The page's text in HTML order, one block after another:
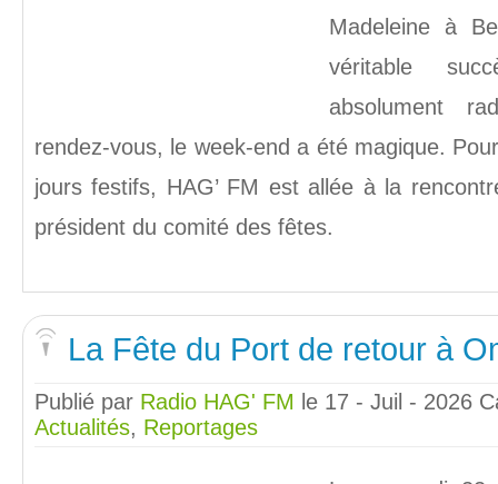
Madeleine à
véritable
absolument
rendez-vous, le week-end a été magique.
jours festifs, HAG’ FM est allée à la
président du comité des fêtes.
La Fête du Port de retour à
Publié par Radio HAG' FM le 17 - Juil - 2026
Actualités, Reportages